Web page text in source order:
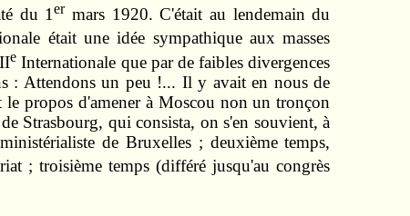
du 1ermars 1920. C'était au lendemain du
était une idée sympathique aux masses
e Internationale que par de faibles divergences
: Attendons un peu !... Il y avait en nous de
propos d'amener à Moscou non un tronçon
Strasbourg, qui consista, on s'en souvient, à
de Bruxelles ; deuxième temps,
; troisième temps (différé jusqu'au congrès